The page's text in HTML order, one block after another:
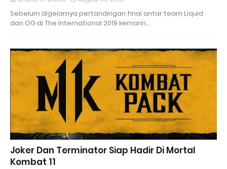
Sebelum digelarnya pertandingan final antar team Liquid
dan OG di The International 2019 kemarin…
Joker Dan Terminator Siap Hadir Di Mortal
Kombat 11